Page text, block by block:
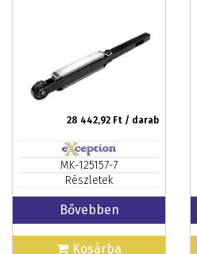
28 442,92 Ft / darab
MK-125157-7
Részletek
Bővebben
Kosárba